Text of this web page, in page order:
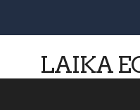
LAIKA